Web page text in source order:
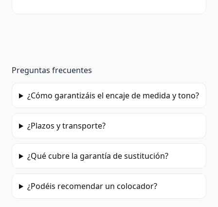
Preguntas frecuentes
¿Cómo garantizáis el encaje de medida y tono?
¿Plazos y transporte?
¿Qué cubre la garantía de sustitución?
¿Podéis recomendar un colocador?